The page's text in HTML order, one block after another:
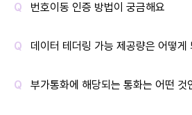
번호이동 인증 방법이 궁금해요
데이터 테더링 가능 제공량은 어떻게
부가통화에 해당되는 통화는 어떤 것